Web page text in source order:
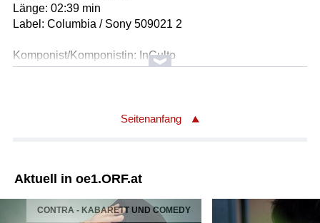
Länge: 02:39 min
Label: Columbia / Sony 509021 2
Komponist/Komponistin: InCulto
Textdichter/Textdichterin, Textquelle: InCulto
Komponist/Komponistin: Antoni Donchev
Album: Dom No. 13
Titel: Natchalni nadpisi / Captions
Seitenanfang
Aktuell in oe1.ORF.at
CONTRA - KABARETT UND COMEDY